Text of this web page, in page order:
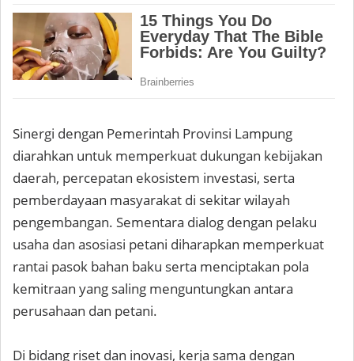
Sinergi dengan Pemerintah Provinsi Lampung
diarahkan untuk memperkuat dukungan kebijakan
daerah, percepatan ekosistem investasi, serta
pemberdayaan masyarakat di sekitar wilayah
pengembangan. Sementara dialog dengan pelaku
usaha dan asosiasi petani diharapkan memperkuat
rantai pasok bahan baku serta menciptakan pola
kemitraan yang saling menguntungkan antara
perusahaan dan petani.
Di bidang riset dan inovasi, kerja sama dengan